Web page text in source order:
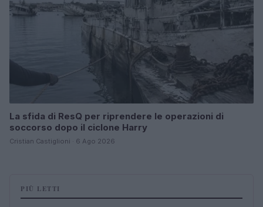
La sfida di ResQ per riprendere le operazioni di
soccorso dopo il ciclone Harry
Cristian Castiglioni · 6 Ago 2026
PIÙ LETTI